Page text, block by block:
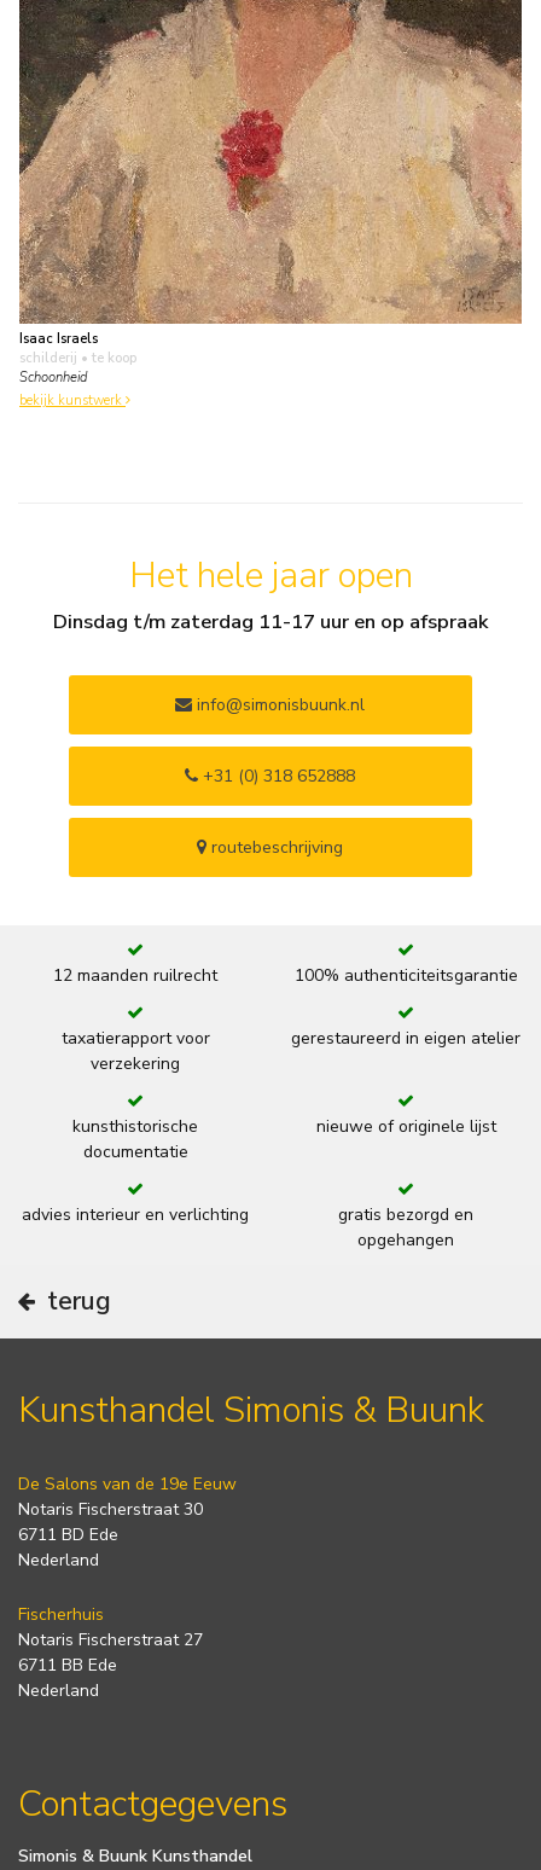
Isaac Israels
schilderij • te koop
Schoonheid
bekijk kunstwerk
Het hele jaar open
Dinsdag t/m zaterdag 11-17 uur en op afspraak
info@simonisbuunk.nl
+31 (0) 318 652888
routebeschrijving
12 maanden ruilrecht 100% authenticiteitsgarantie
taxatierapport voor
verzekering
gerestaureerd in eigen atelier
kunsthistorische
documentatie
nieuwe of originele lijst
advies interieur en verlichting
gratis bezorgd en
opgehangen
terug
Kunsthandel Simonis & Buunk
De Salons van de 19e Eeuw
Notaris Fischerstraat 30
6711 BD Ede
Nederland
Fischerhuis
Notaris Fischerstraat 27
6711 BB Ede
Nederland
Contactgegevens
Simonis & Buunk Kunsthandel